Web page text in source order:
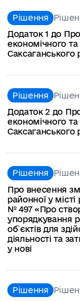
Рішення
Додаток 1 до
економічного
Саксаганського
Рішення
Додаток 2 до
економічного
Саксаганського
Рішення
Про внесення
районної у
№ 497 «Про
упорядкування
об`єктів для
діяльності та
у нові
Рішення